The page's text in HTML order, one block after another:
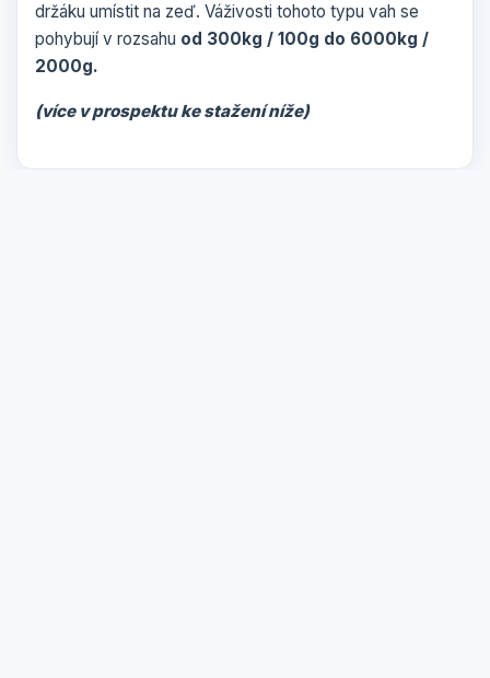
držáku umístit na zeď. Váživosti tohoto typu vah se
pohybují v rozsahu od 300kg / 100g do 6000kg /
2000g.
(více v prospektu ke stažení níže)